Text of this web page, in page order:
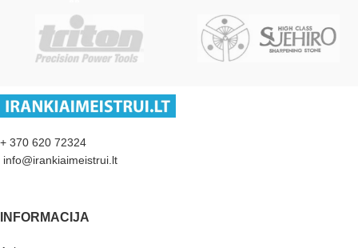
+ 370 620 72324
info@irankiaimeistrui.lt
INFORMACIJA